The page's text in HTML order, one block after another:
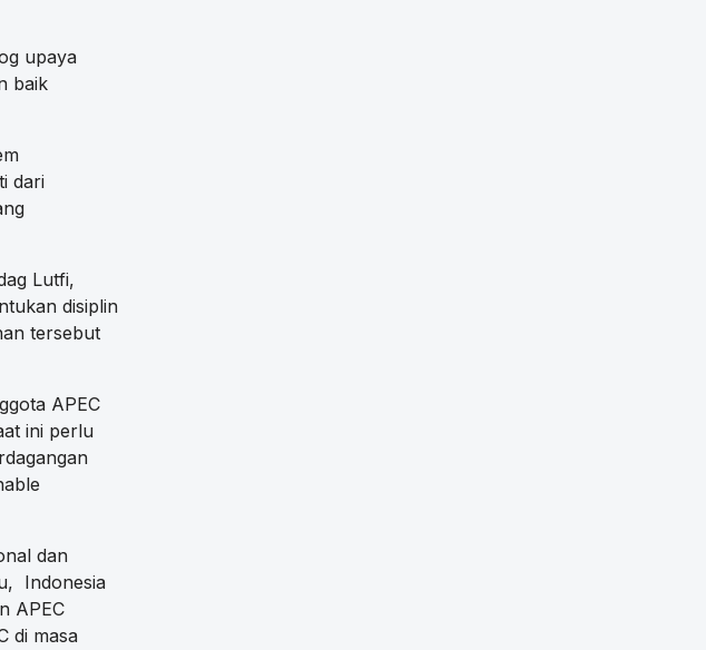
upaya
baik
dari
Lutfi,
disiplin
tersebut
APEC
ini perlu
dan
Indonesia
APEC
di masa